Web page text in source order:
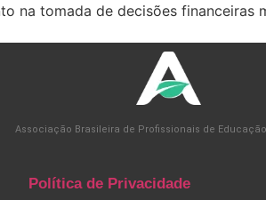
na tomada de decisões financeiras
Associação Brasileira de Profissionais de
Política de Privacidade